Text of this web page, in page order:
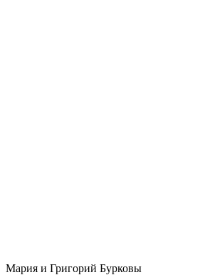
Мария и Григорий Бурковы